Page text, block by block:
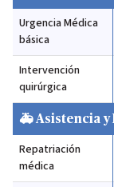
Urgencia Médica
básica
Intervención
quirúrgica
🚑 Asistencia
Repatriación
médica